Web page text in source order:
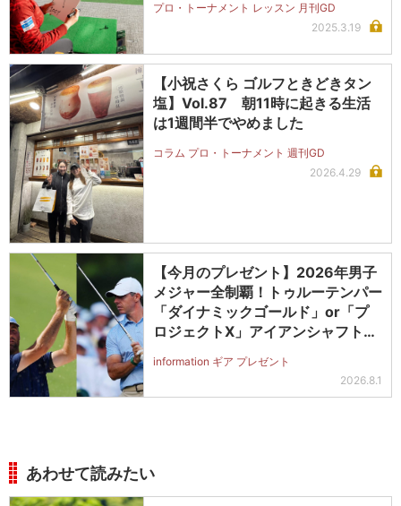
プロ・トーナメント レッスン 月刊GD
2025.3.19
【小祝さくら ゴルフときどきタン
塩】Vol.87 朝11時に起きる生活
は1週間半でやめました
コラム プロ・トーナメント 週刊GD
2026.4.29
【今月のプレゼント】2026年男子
メジャー全制覇！トゥルーテンパー
「ダイナミックゴールド」or「プ
ロジェクトX」アイアンシャフト
ットを抽選で2名に！
information ギア プレゼント
2026.8.1
あわせて読みたい